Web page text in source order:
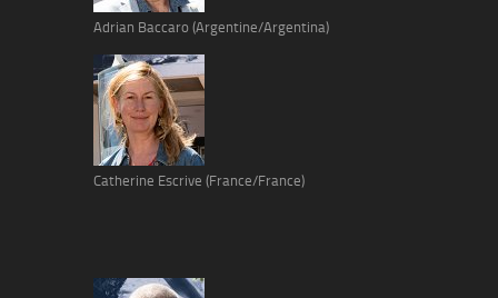
Adrian Baccaro (Argentine/Argentina)
Catherine Escrive (France/France)